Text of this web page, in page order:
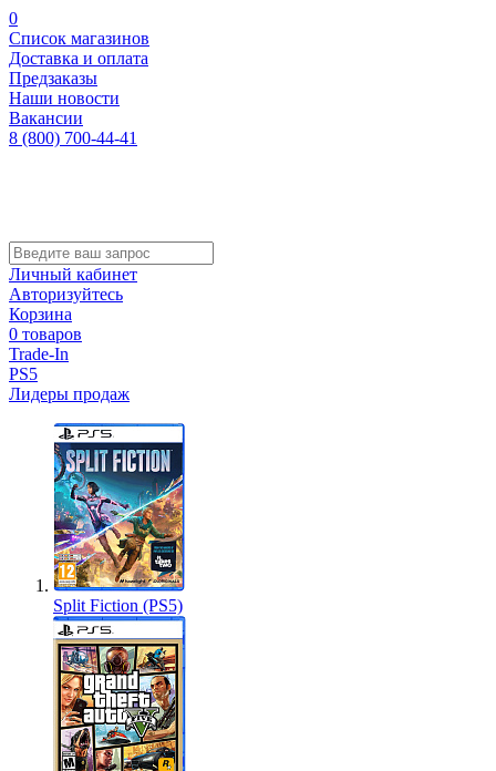
0
Список магазинов
Доставка и оплата
Предзаказы
Наши новости
Вакансии
8 (800) 700-44-41
Личный кабинет
Авторизуйтесь
Корзина
0 товаров
Trade-In
PS5
Лидеры продаж
Split Fiction (PS5)